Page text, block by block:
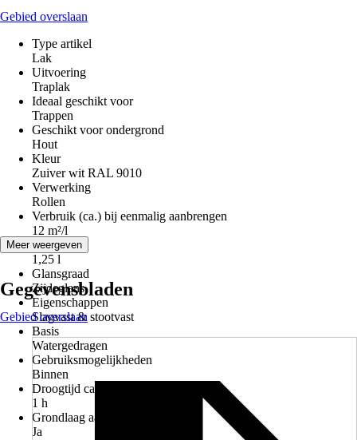
Gebied overslaan
Type artikel
Lak
Uitvoering
Traplak
Ideaal geschikt voor
Trappen
Geschikt voor ondergrond
Hout
Kleur
Zuiver wit RAL 9010
Verwerking
Rollen
Verbruik (ca.) bij eenmalig aanbrengen
12 m²/l
Inhoud
1,25 l
Glansgraad
Zijdeglans
Eigenschappen
Slagvast & stootvast
Basis
Watergedragen
Gebruiksmogelijkheden
Binnen
Droogtijd ca.
1 h
Grondlaag aanbevolen
Ja
Meer weergeven
Gegevensbladen
Gebied overslaan